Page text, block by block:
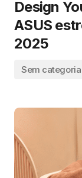
Design
ASUS
2025
Sem categoria